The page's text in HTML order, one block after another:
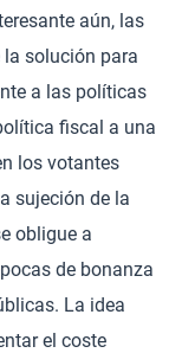
aún, las
solución para
a las políticas
fiscal a una
los votantes
sujeción de la
obligue a
de bonanza
La idea
el coste